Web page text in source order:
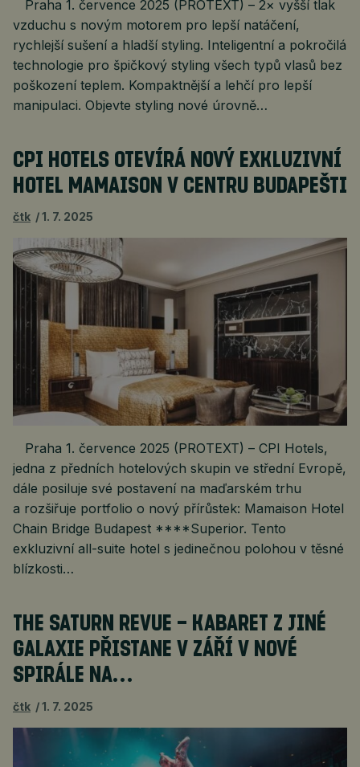
Praha 1. července 2025 (PROTEXT) – 2× vyšší tlak
vzduchu s novým motorem pro lepší natáčení,
rychlejší sušení a hladší styling. Inteligentní a pokročilá
technologie pro špičkový styling všech typů vlasů bez
poškození teplem. Kompaktnější a lehčí pro lepší
manipulaci. Objevte styling nové úrovně…
CPI HOTELS OTEVÍRÁ NOVÝ EXKLUZIVNÍ
HOTEL MAMAISON V CENTRU BUDAPEŠTI
čtk 1. 7. 2025
Praha 1. července 2025 (PROTEXT) – CPI Hotels,
jedna z předních hotelových skupin ve střední Evropě,
dále posiluje své postavení na maďarském trhu
a rozšiřuje portfolio o nový přírůstek: Mamaison Hotel
Chain Bridge Budapest ****Superior. Tento
exkluzivní all-suite hotel s jedinečnou polohou v těsné
blízkosti…
THE SATURN REVUE – KABARET Z JINÉ
GALAXIE PŘISTANE V ZÁŘÍ V NOVÉ
SPIRÁLE NA…
čtk 1. 7. 2025